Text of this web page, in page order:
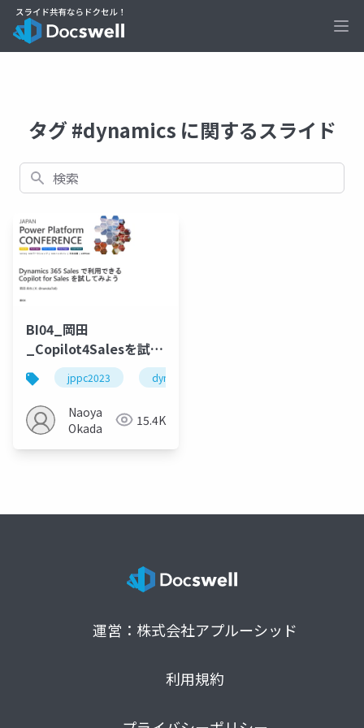
タグ #dynamics に関するスライド
検索
BI04_岡田
_Copilot4Salesを試し
てみようjppc2023 dynamics
Naoya
Okada
15.4K
運営：株式会社アプルーシッド
利用規約